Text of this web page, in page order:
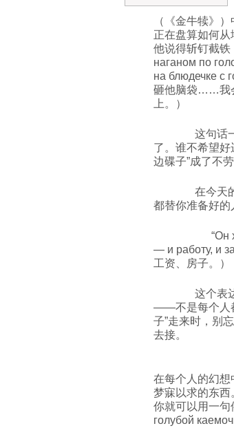
（《金牛犊》
正在盘算如何从
他说得斩钉截铁
наганом по
на блюдечке с
砸他脑袋……我
上。）
这句话一
了。谁不希望
边碟子”成了不
在今天的
都替你准备好的
“Он
— и работу, и
工资、房子。）
这个表达
——不是每个人
子”走来时，别
去接。
在每个人的幻想
梦寐以求的东
你就可以用一句
голубой